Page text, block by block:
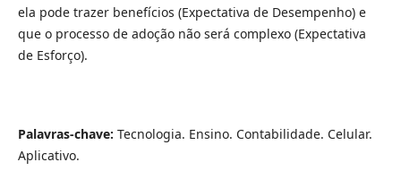
ela pode trazer benefícios (Expectativa de Desempenho) e
que o processo de adoção não será complexo (Expectativa
de Esforço).
Palavras-chave: Tecnologia. Ensino. Contabilidade. Celular.
Aplicativo.